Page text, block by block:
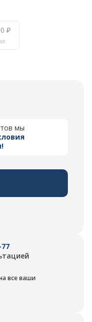
₽
мы
все ваши